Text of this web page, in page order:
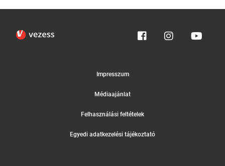
Impresszum
Médiaajánlat
Felhasználási feltételek
Egyedi adatkezelési tájékoztató